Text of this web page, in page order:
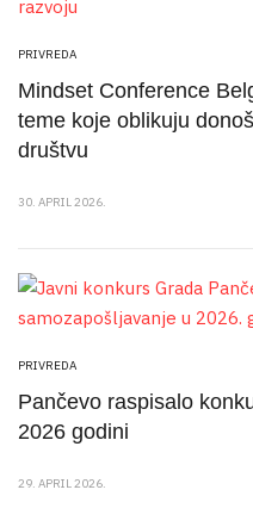
PRIVREDA
Mindset Conference
teme koje oblikuju
društvu
30. APRIL 2026.
PRIVREDA
Pančevo raspisalo
2026 godini
29. APRIL 2026.